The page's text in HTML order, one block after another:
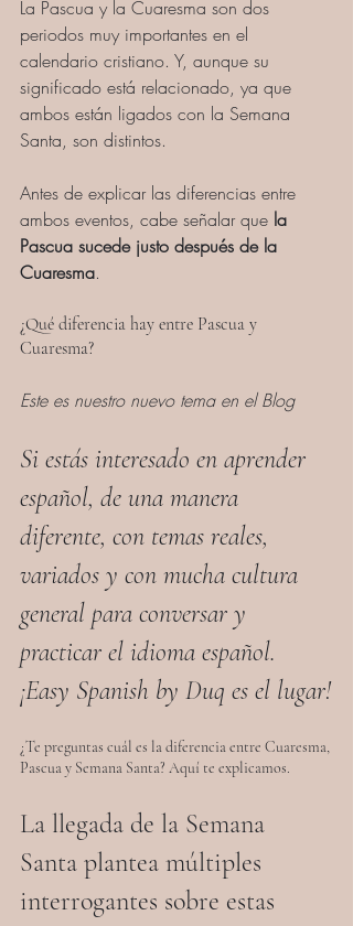
La Pascua y la Cuaresma son dos
periodos muy importantes en el
calendario cristiano. Y, aunque su
significado está relacionado, ya que
ambos están ligados con la Semana
Santa, son distintos.
Antes de explicar las diferencias entre
ambos eventos, cabe señalar que la
Pascua sucede justo después de la
Cuaresma.
¿Qué diferencia hay entre Pascua y
Cuaresma?
Este es nuestro nuevo tema en el Blog
Si estás interesado en aprender
español, de una manera
diferente, con temas reales,
variados y con mucha cultura
general para conversar y
practicar el idioma español.
¡Easy Spanish by Duq es el lugar!
¿Te preguntas cuál es la diferencia entre Cuaresma,
Pascua y Semana Santa? Aquí te explicamos.
La llegada de la Semana
Santa plantea múltiples
interrogantes sobre estas